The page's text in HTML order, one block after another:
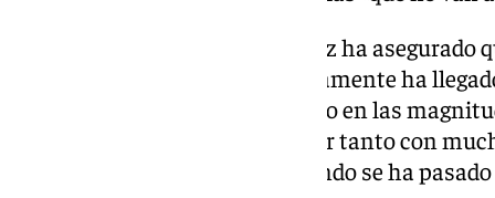
En la zona de Guadarraque, Sanz ha
favorable, aunque el río prácticamente ha
agua y así va a ocurrir, pero ya no en las
eran desde luego muy altas y por tanto con
porque de 300 metros por segundo se ha